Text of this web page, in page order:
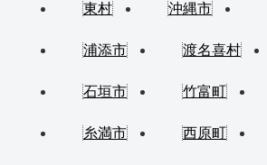
東村 沖縄市
浦添市 渡名喜村
石垣市 竹富町
糸満市 西原町